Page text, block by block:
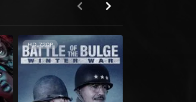
HD 720P